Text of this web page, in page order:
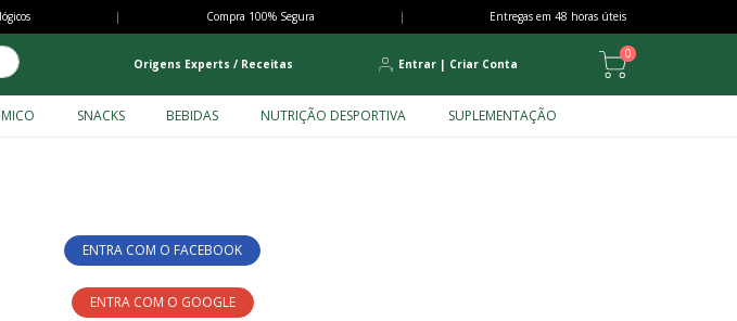
Passar
para
o
conteúdo
principal
| Compra 100% Segura | Entregas em 48 horas úteis
Origens Experts / Receitas Entrar | Criar Conta
0
SNACKS BEBIDAS NUTRIÇÃO DESPORTIVA SUPLEMENTAÇÃO
ENTRA COM O FACEBOOK
ENTRA COM O GOOGLE